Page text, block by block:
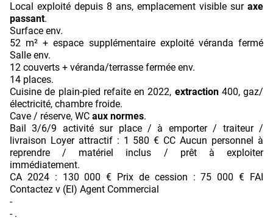
Local exploité depuis 8 ans, emplacement visible sur axe
passant.
Surface env.
52 m² + espace supplémentaire exploité véranda fermé
Salle env.
12 couverts + véranda/terrasse fermée env.
14 places.
Cuisine de plain-pied refaite en 2022, extraction 400, gaz/
électricité, chambre froide.
Cave / réserve, WC aux normes.
Bail 3/6/9 activité sur place / à emporter / traiteur /
livraison Loyer attractif : 1 580 € CC Aucun personnel à
reprendre / matériel inclus / prêt à exploiter
immédiatement.
CA 2024 : 130 000 € Prix de cession : 75 000 € FAI
Contactez v (EI) Agent Commercial
-
- .